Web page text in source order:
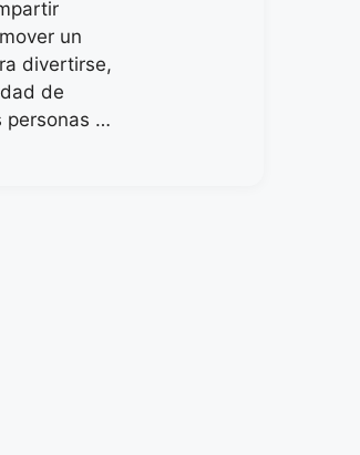
un
divertirse,
de
personas …